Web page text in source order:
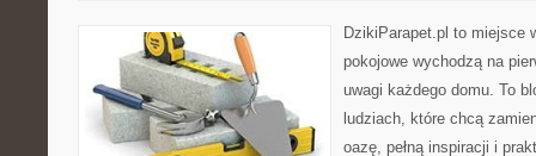
DzikiParapet.pl to miejsce
pokojowe wychodzą na
uwagi każdego domu. To
ludziach, które chcą
oazę, pełną inspiracji i